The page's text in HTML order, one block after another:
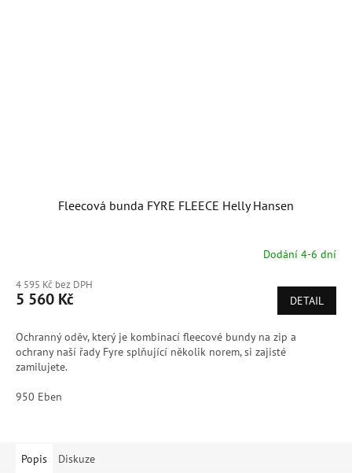
Fleecová bunda FYRE FLEECE Helly Hansen
Dodání 4-6 dní
4 595 Kč bez DPH
5 560 Kč DETAIL
Ochranný oděv, který je kombinací fleecové bundy na zip a
ochrany naší řady Fyre splňující několik norem, si zajisté
zamilujete.
950 Eben
Popis Diskuze